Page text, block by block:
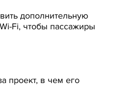
дополнительную
Fi, чтобы пассажиры
проект, в чем его